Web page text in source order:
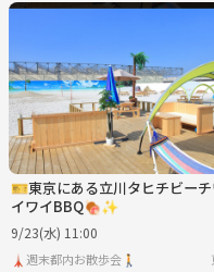
🎫東京にある立川タヒチビーチ
イワイBBQ🍖✨
9/23(水) 11:00
🗼週末都内お散歩会🚶